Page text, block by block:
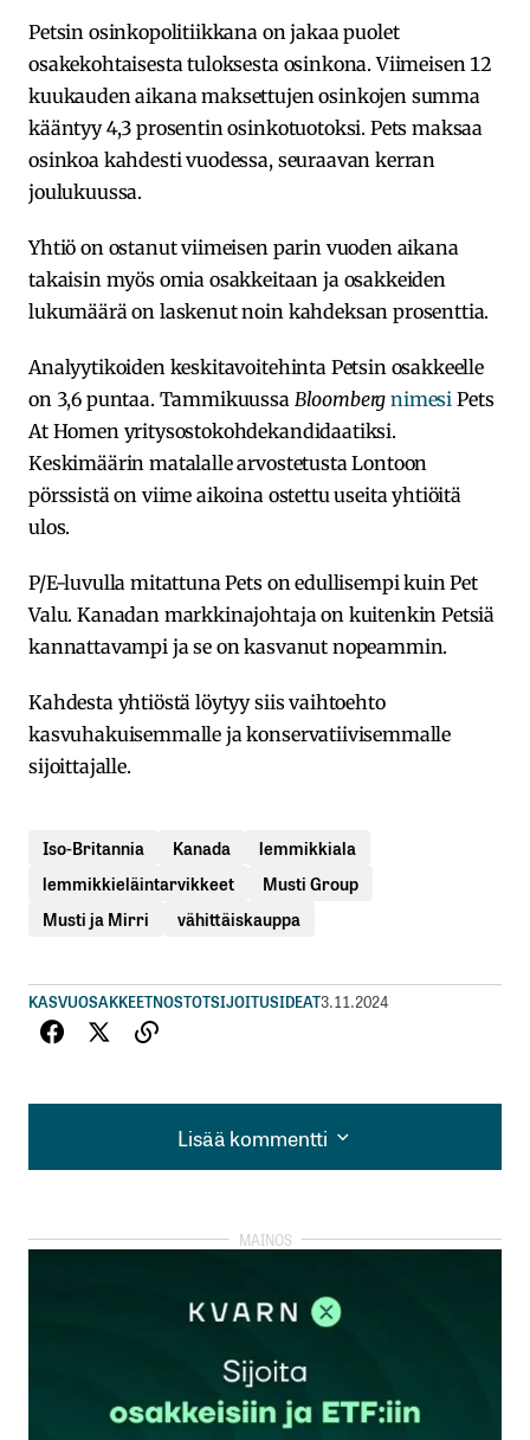
Petsin osinkopolitiikkana on jakaa puolet
osakekohtaisesta tuloksesta osinkona. Viimeisen 12
kuukauden aikana maksettujen osinkojen summa
kääntyy 4,3 prosentin osinkotuotoksi. Pets maksaa
osinkoa kahdesti vuodessa, seuraavan kerran
joulukuussa.
Yhtiö on ostanut viimeisen parin vuoden aikana
takaisin myös omia osakkeitaan ja osakkeiden
lukumäärä on laskenut noin kahdeksan prosenttia.
Analyytikoiden keskitavoitehinta Petsin osakkeelle
on 3,6 puntaa. Tammikuussa Bloombergnimesi Pets
At Homen yritysostokohdekandidaatiksi.
Keskimäärin matalalle arvostetusta Lontoon
pörssistä on viime aikoina ostettu useita yhtiöitä
ulos.
P/E-luvulla mitattuna Pets on edullisempi kuin Pet
Valu. Kanadan markkinajohtaja on kuitenkin Petsiä
kannattavampi ja se on kasvanut nopeammin.
Kahdesta yhtiöstä löytyy siis vaihtoehto
kasvuhakuisemmalle ja konservatiivisemmalle
sijoittajalle.
Iso-Britannia Kanada
lemmikkiala
lemmikkieläintarvikkeet
Musti Group
Musti ja Mirri
vähittäiskauppa
KASVUOSAKKEETNOSTOTSIJOITUSIDEAT3.11.2024
Lisää kommentti
Lisää kommentti
kirjautua
rekisteröityä